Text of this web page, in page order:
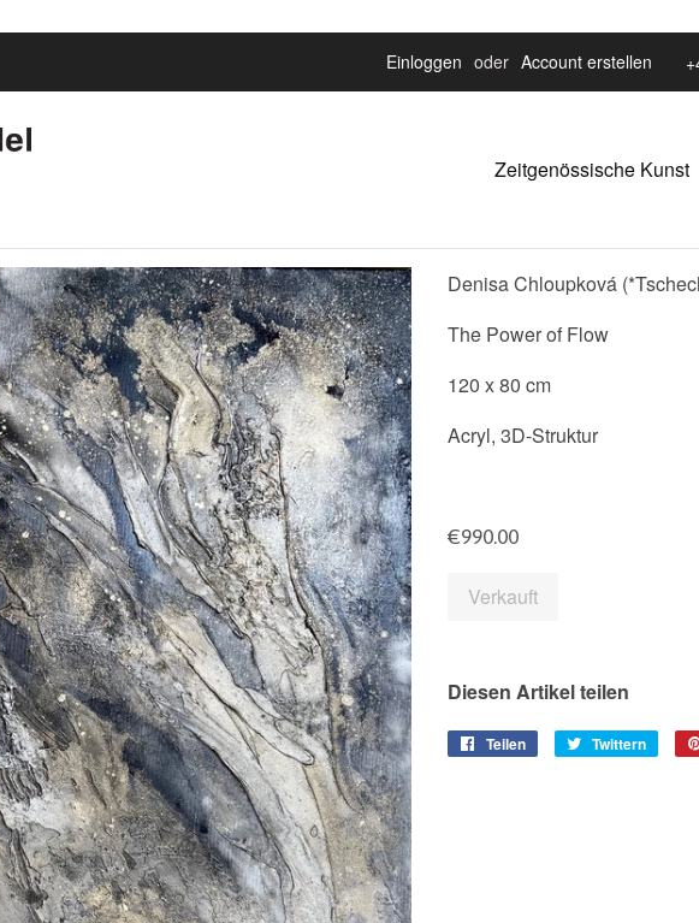
Einloggen oder Account erstellen
Zeitgenössische Kunst
Denisa Chloupková
The Power of Flow
120 x 80 cm
Acryl, 3D-Struktur
Normaler
€990.00
Verkauft
Diesen Artikel teilen
Teilen Twittern